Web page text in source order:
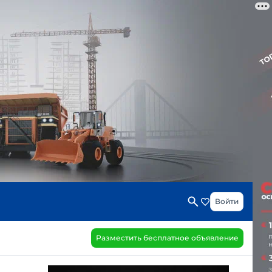
Войти
Разместить бесплатное объявление